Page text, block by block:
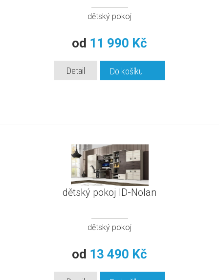
dětský pokoj
od 11 990 Kč
Detail Do košíku
dětský pokoj ID-Nolan
dětský pokoj
od 13 490 Kč